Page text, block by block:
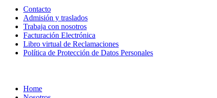
Contacto
Admisión y traslados
Trabaja con nosotros
Facturación Electrónica
Libro virtual de Reclamaciones
Política de Protección de Datos Personales
Home